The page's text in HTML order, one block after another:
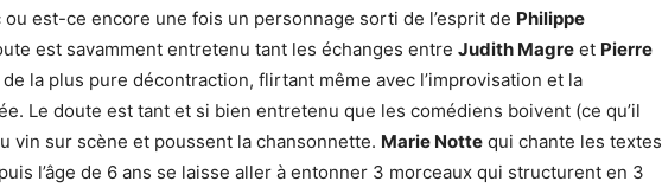
est-ce encore une fois un personnage sorti de l’esprit de Philippe
est savamment entretenu tant les échanges entre Judith Magre et Pierre
la plus pure décontraction, flirtant même avec l’improvisation et la
Le doute est tant et si bien entretenu que les comédiens boivent (ce qu’il
vin sur scène et poussent la chansonnette. Marie Notte qui chante les textes
l’âge de 6 ans se laisse aller à entonner 3 morceaux qui structurent en 3